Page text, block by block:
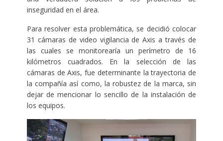
inseguridad en el área.
Para resolver esta problemática, se decidió colocar
31 cámaras de video vigilancia de Axis a través de
las cuales se monitorearía un perímetro de 16
kilómetros cuadrados. En la selección de las
cámaras de Axis, fue determinante la trayectoria de
la compañía así como, la robustez de la marca, sin
dejar de mencionar lo sencillo de la instalación de
los equipos.